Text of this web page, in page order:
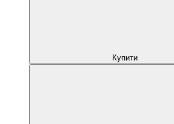
Купити